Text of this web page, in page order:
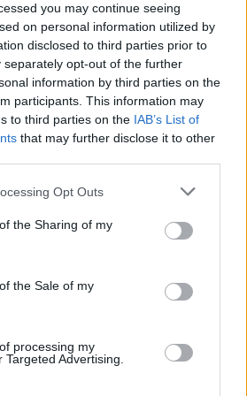
you may continue seeing
on personal information utilized by
disclosed to third parties prior to
separately opt-out of the further
information by third parties on the
participants. This information may
to third parties on the IAB’s List of
that may further disclose it to other
app uses one or more Google
or usage behaviour. You may click to
Google and its third-party tags to
specified purposes in below Google
Opt Outs
the Sharing of my
the Sale of my
processing my
Advertising.
Έδωσα ό,τι μπορούσα και σας
κρατήσετε κακία. Η απόφαση είναι
οι πιο δύσκολες στιγμές της ζωής
όταν με περίμενε η μικρή μου
κάθε φορά που έρχομαι στο γήπεδο.
τότε, δεν τα είχα νιώσει ποτέ
μου είναι πολύ δύσκολο να μιλήσω
έφερε στο διαμέρισμά μου,
κοίταζα το ταβάνι για μια ώρα…
να δοκιμάσουν κάτι. Λίγα λεπτά
ο πρόεδρος με ευχαρίστησε και
πρόεδρο του συλλόγου ότι είχαν
δεν είχε γίνει αποδεκτή. Με
σύλλογο και φυσικά δέχτηκα,